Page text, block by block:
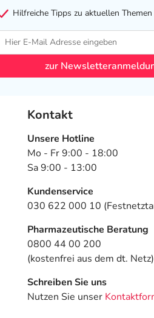
Hilfreiche Tipps zu aktuellen Themen
zur
Kontakt
Unsere Hotline
Mo - Fr 9:00 - 18:00
Sa 9:00 - 13:00
Kundenservice
030 622 000 10
Pharmazeutische Beratung
0800 44 00 200
(kostenfrei aus dem dt. Netz)
Schreiben Sie uns
Nutzen Sie unser